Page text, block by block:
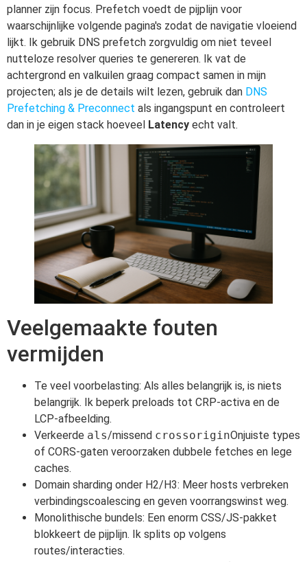
planner zijn focus. Prefetch voedt de pijplijn voor
waarschijnlijke volgende pagina's zodat de navigatie vloeiend
lijkt. Ik gebruik DNS prefetch zorgvuldig om niet teveel
nutteloze resolver queries te genereren. Ik vat de
achtergrond en valkuilen graag compact samen in mijn
projecten; als je de details wilt lezen, gebruik dan DNS
Prefetching & Preconnect als ingangspunt en controleert
dan in je eigen stack hoeveel
Latency echt valt.
Veelgemaakte fouten
vermijden
Te veel voorbelasting: Als alles belangrijk is, is niets
belangrijk. Ik beperk preloads tot CRP-activa en de
LCP-afbeelding.
Verkeerde als/missend crossoriginOnjuiste types
of CORS-gaten veroorzaken dubbele fetches en lege
caches.
Domain sharding onder H2/H3: Meer hosts verbreken
verbindingscoalescing en geven voorrangswinst weg.
Monolithische bundels: Een enorm CSS/JS-pakket
blokkeert de pijplijn. Ik splits op volgens
routes/interacties.